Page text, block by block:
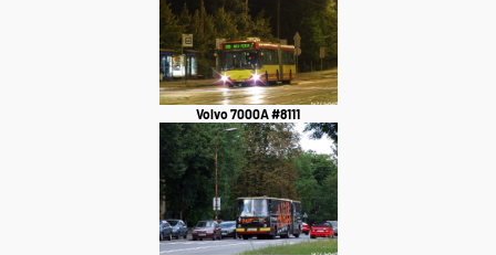
Volvo 7000A #8111